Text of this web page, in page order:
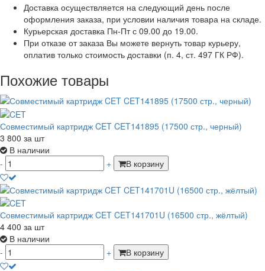
Доставка осуществляется на следующий день после
оформления заказа, при условии наличия товара на складе.
Курьерская доставка Пн-Пт с 09.00 до 19.00.
При отказе от заказа Вы можете вернуть товар курьеру,
оплатив только стоимость доставки (п. 4, ст. 497 ГК РФ).
Похожие товары
Совместимый картридж CET CET141895 (17500 стр., черный)
3 800 за шт
В наличии
-
+ В корзину
Совместимый картридж CET CET141701U (16500 стр., жёлтый)
4 400 за шт
В наличии
-
+ В корзину